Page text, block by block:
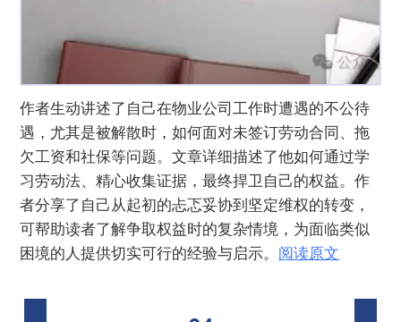
作者生动讲述了自己在物业公司工作时遭遇的不公待
遇，尤其是被解散时，如何面对未签订劳动合同、拖
欠工资和社保等问题。文章详细描述了他如何通过学
习劳动法、精心收集证据，最终捍卫自己的权益。作
者分享了自己从起初的忐忑妥协到坚定维权的转变，
可帮助读者了解争取权益时的复杂情境，为面临类似
困境的人提供切实可行的经验与启示。 阅读原文